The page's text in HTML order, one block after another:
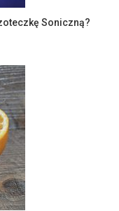
Soniczną?